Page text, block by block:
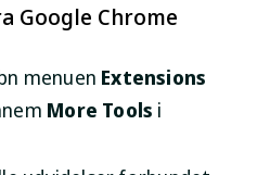
Google Chrome
menuen Extensions
More Tools i